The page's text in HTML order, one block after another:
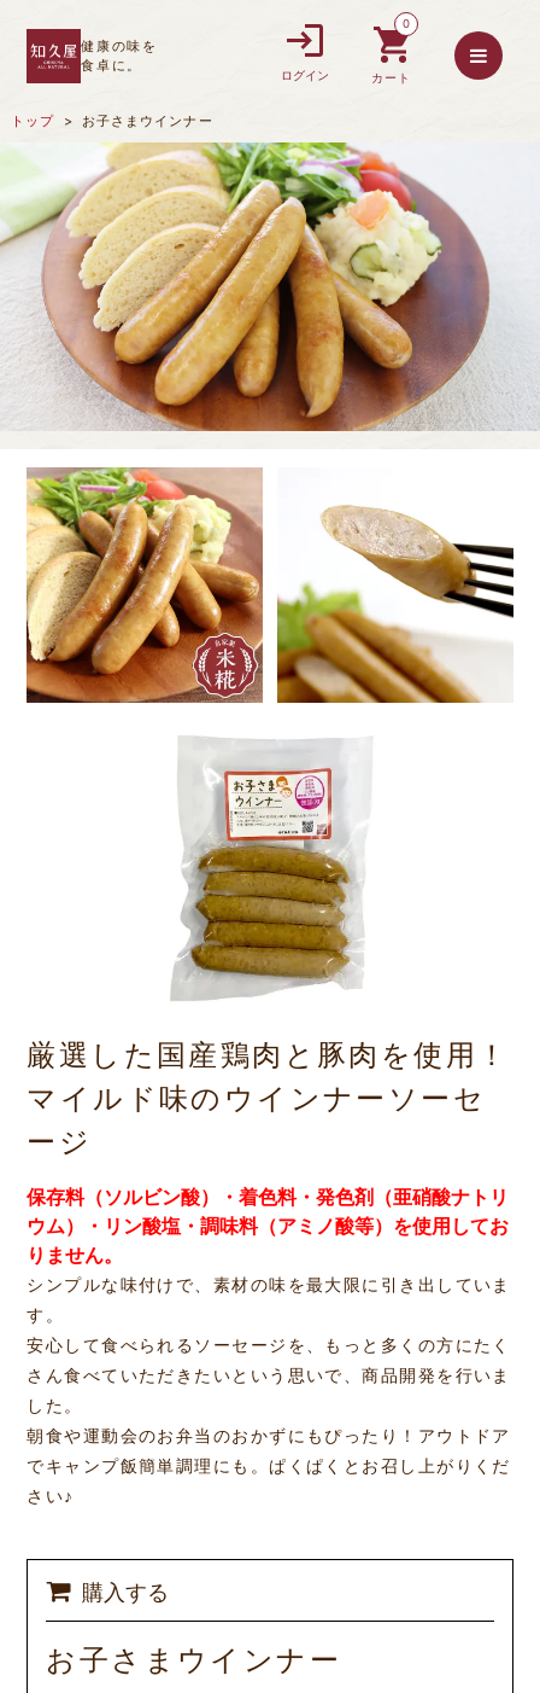
健康の味を
食卓に。
ログイン
0
カート
トップ お子さまウインナー
厳選した国産鶏肉と豚肉を使用！
マイルド味のウインナーソーセ
ージ
保存料（ソルビン酸）・着色料・発色剤（亜硝酸ナトリ
ウム）・リン酸塩・調味料（アミノ酸等）を使用してお
りません。
シンプルな味付けで、素材の味を最大限に引き出していま
す。
安心して食べられるソーセージを、もっと多くの方にたく
さん食べていただきたいという思いで、商品開発を行いま
した。
朝食や運動会のお弁当のおかずにもぴったり！アウトドア
でキャンプ飯簡単調理にも。ぱくぱくとお召し上がりくだ
さい♪
購入する
お子さまウインナー